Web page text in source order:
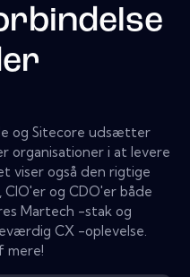
og Sitecore udsætter
organisationer i at levere
viser også den rigtige
CIO'er og CDO'er både
Martech -stak og
CX -oplevelse.
mere!